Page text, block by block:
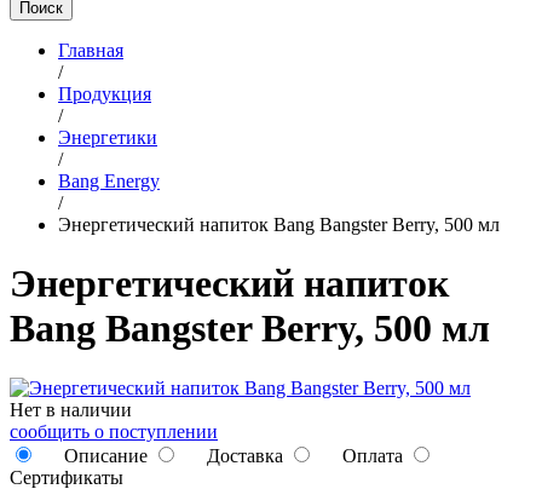
Главная
/
Продукция
/
Энергетики
/
Bang Energy
/
Энергетический напиток Bang Bangster Berry, 500 мл
Энергетический напиток
Bang Bangster Berry, 500 мл
Нет в наличии
сообщить о поступлении
Описание
Доставка
Оплата
Сертификаты